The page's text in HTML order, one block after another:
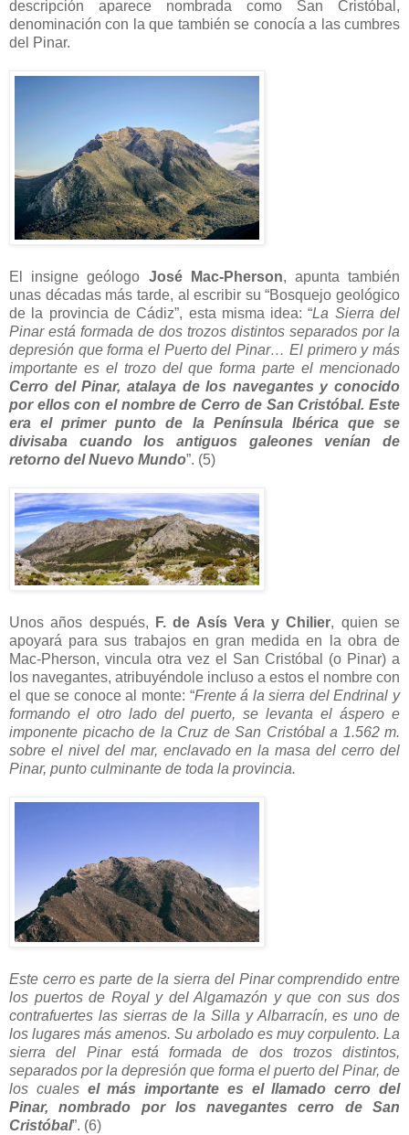
descripción aparece nombrada como San Cristóbal,
denominación con la que también se conocía a las cumbres
del Pinar.
El insigne geólogo José Mac-Pherson, apunta también
unas décadas más tarde, al escribir su “Bosquejo geológico
de la provincia de Cádiz”, esta misma idea: “La Sierra del
Pinar está formada de dos trozos distintos separados por la
depresión que forma el Puerto del Pinar… El primero y más
importante es el trozo del que forma parte el mencionado
Cerro del Pinar, atalaya de los navegantes y conocido
por ellos con el nombre de Cerro de San Cristóbal. Este
era el primer punto de la Península Ibérica que se
divisaba cuando los antiguos galeones venían de
retorno del Nuevo Mundo”. (5)
Unos años después, F. de Asís Vera y Chilier, quien se
apoyará para sus trabajos en gran medida en la obra de
Mac-Pherson, vincula otra vez el San Cristóbal (o Pinar) a
los navegantes, atribuyéndole incluso a estos el nombre con
el que se conoce al monte: “Frente á la sierra del Endrinal y
formando el otro lado del puerto, se levanta el áspero e
imponente picacho de la Cruz de San Cristóbal a 1.562 m.
sobre el nivel del mar, enclavado en la masa del cerro del
Pinar, punto culminante de toda la provincia.
Este cerro es parte de la sierra del Pinar comprendido entre
los puertos de Royal y del Algamazón y que con sus dos
contrafuertes las sierras de la Silla y Albarracín, es uno de
los lugares más amenos. Su arbolado es muy corpulento. La
sierra del Pinar está formada de dos trozos distintos,
separados por la depresión que forma el puerto del Pinar, de
los cuales el más importante es el llamado cerro del
Pinar, nombrado por los navegantes cerro de San
Cristóbal”. (6)